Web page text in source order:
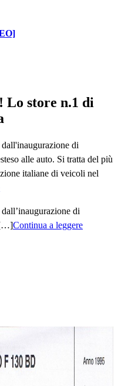
di
alle auto. Si tratta del più
italiane di veicoli nel
di
[…]Continua a leggere